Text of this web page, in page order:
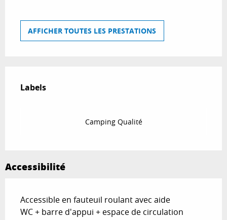
AFFICHER TOUTES LES PRESTATIONS
Labels
Labels
Camping Qualité
Accessibilité
Accessible en fauteuil roulant avec aide
WC + barre d'appui + espace de circulation